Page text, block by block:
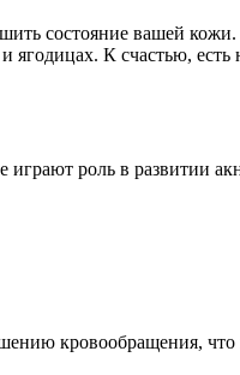
состояние вашей
К счастью,
роль в развитии
кровообращения,